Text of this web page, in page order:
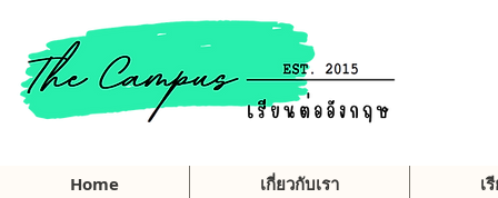
Home เกี่ยวกับเรา เ